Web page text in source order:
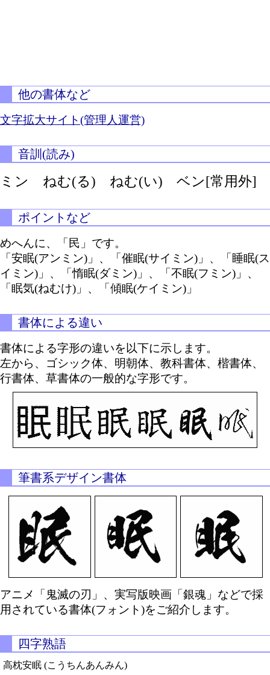
他の書体など
文字拡大サイト(管理人運営)
音訓(読み)
ミン ねむ(る) ねむ(い) ベン[常用外]
ポイントなど
めへんに、「民」です。
「安眠(アンミン)」、「催眠(サイミン)」、「睡眠(ス
イミン)」、「惰眠(ダミン)」、「不眠(フミン)」、
「眠気(ねむけ)」、「傾眠(ケイミン)」
書体による違い
書体による字形の違いを以下に示します。
左から、ゴシック体、明朝体、教科書体、楷書体、
行書体、草書体の一般的な字形です。
筆書系デザイン書体
アニメ「鬼滅の刃」、実写版映画「銀魂」などで採
用されている書体(フォント)をご紹介します。
四字熟語
高枕安眠 (こうちんあんみん)